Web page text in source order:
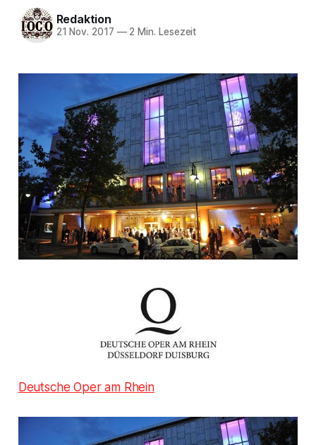
Redaktion
21 Nov. 2017 —2 Min. Lesezeit
Deutsche Oper am Rhein